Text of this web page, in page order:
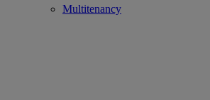
Multitenancy